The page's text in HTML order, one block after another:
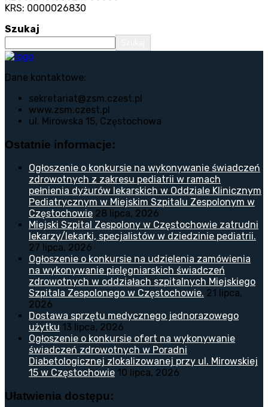
KRS: 0000026830
Szukaj
Dane kontaktowe:
sekretariat@zsm.czest.pl
www.zsm.czest.pl
ul. Mirowska 15, Częstochowa
Ostatnie informacje:
Ogłoszenie o konkursie na wykonywanie świadczeń
zdrowotnych z zakresu pediatrii w ramach
pełnienia dyżurów lekarskich w Oddziale Klinicznym
Pediatrycznym w Miejskim Szpitalu Zespolonym w
Częstochowie 28 lipca, 2026
Miejski Szpital Zespolony w Częstochowie zatrudni
lekarzy/lekarki, specjalistów w dziedzinie pediatrii.
27 lipca, 2026
Ogłoszenie o konkursie na udzielenia zamówienia
na wykonywanie pielęgniarskich świadczeń
zdrowotnych w oddziałach szpitalnych Miejskiego
Szpitala Zespolonego w Częstochowie. 21 lipca,
2026
Dostawa sprzętu medycznego jednorazowego
użytku 13 lipca, 2026
Ogłoszenie o konkursie ofert na wykonywanie
świadczeń zdrowotnych w Poradni
Diabetologicznej zlokalizowanej przy ul. Mirowskiej
15 w Częstochowie 10 lipca, 2026
Ułatwienia dostępu: